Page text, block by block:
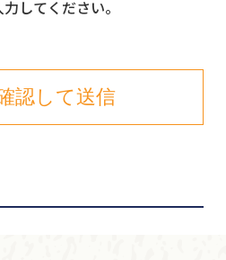
してください。